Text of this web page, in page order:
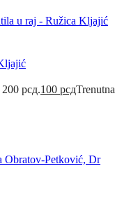
рсд.100 рсдTrenutna